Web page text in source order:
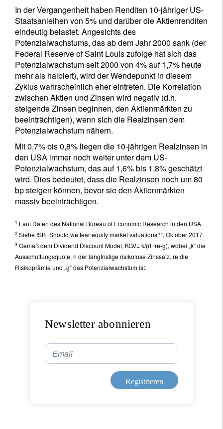
In der Vergangenheit haben Renditen 10-jähriger US-
Staatsanleihen von 5% und darüber die Aktienrenditen
eindeutig belastet. Angesichts des
Potenzialwachstums, das ab dem Jahr 2000 sank (der
Federal Reserve of Saint Louis zufolge hat sich das
Potenzialwachstum seit 2000 von 4% auf 1,7% heute
mehr als halbiert), wird der Wendepunkt in diesem
Zyklus wahrscheinlich eher eintreten. Die Korrelation
zwischen Aktien und Zinsen wird negativ (d.h.
steigende Zinsen beginnen, den Aktienmärkten zu
beeinträchtigen), wenn sich die Realzinsen dem
Potenzialwachstum nähern.
Mit 0,7% bis 0,8% liegen die 10-jährigen Realzinsen in
den USA immer noch weiter unter dem US-
Potenzialwachstum, das auf 1,6% bis 1,8% geschätzt
wird. Dies bedeutet, dass die Realzinsen noch um 80
bp steigen können, bevor sie den Aktienmärkten
massiv beeinträchtigen.
1 Laut Daten des National Bureau of Economic Research in den USA.
2 Siehe ISB „Should we fear equity market valuations?“, Oktober 2017.
3 Gemäß dem Dividend Discount Model, KGV= k/(rl+re-g), wobei „k“ die
Ausschüttungsquote, rl der langfristige risikolose Zinssatz, re die
Risikoprämie und „g“ das Potenzialwachstum ist.
Newsletter abonnieren
Email
Registrieren